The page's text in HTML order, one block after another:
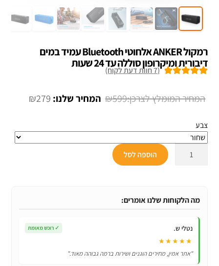
רמקול ANKER אלחוטי Bluetooth עמיד במים
דיבורית ומיקרופון סוללה עד 24 שעות
(
7חוות דעת לקוח)
₪599
המחיר
היה:
₪599.
₪279 המחיר
הוא:
₪279.
צבע
אלחוטי
עמיד
ומיקרופון
הוספה לסל
מה הלקוחות שלנו אומרים:
נטלי ש. ✓ רוכש מאומת
★★★★★
"אתר אמין, מחירים הוגנים ושירות ברמה גבוהה מאוד."